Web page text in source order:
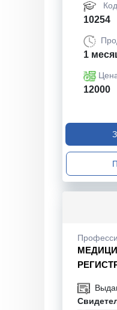
Код
10254
1
12000